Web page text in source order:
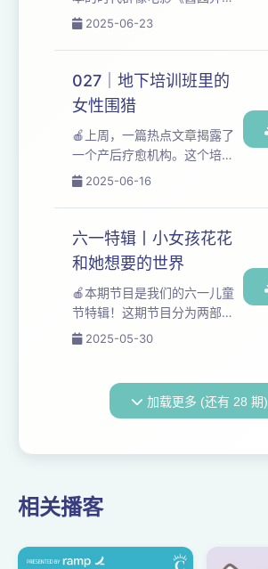
国产青春片的投拍热潮。2013
映，“奢华都市青春片”再度引起
华语青春类型片的狂欢。 但票
房节...
上映了。故事的原型是1945年
案”。电影片头说这是末世众生
相，导演关注的是历史关口下
个体的命运抉择。 大时代的乱
世，男人想要的各有不同，为
了权力，为了尊严，为了钱，
为了性。他们都是赌桌上的
人，无论要什么，他们都要
《酱园弄·悬案》的英文片名为
《She’s Got No Name》。片
名的一层含...
2025-06-23
027｜地下培训班里的
女性围猎
🍎上周，一篇热点文章揭露了
一个产后疗愈机构。这个培训
机构主要面向妈妈们，课程以
要求女性说脏话和“性观念突
破”。有学员被要求将自体性行
为过程用文字向“师父”汇报，还
有学员被引导与“师父”发生性关
系。 该培训机构用现代性和进
步性话语对课程进行包装，恰
好切中了“高学历已婚宝妈”——
妻职母职、中年性压抑的复合
困境群体的需求...
2025-06-16
六一特辑丨小女孩花花
和她想要的世界
🍎本期节目是我们的六一儿童
节特辑！这期节目分为两部
分。第一部分，我们访谈7岁半
一天，她如何理解爱与工作。
我们也想问问自己：我们的世
长期遭父亲殴打后，于杭州坠
的消失。社会上，谴责“熊孩子”
2025-05-30
加载更多 (还有 28 期)
相关播客